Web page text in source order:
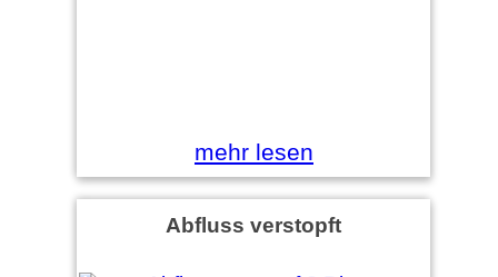
mehr lesen
Abfluss verstopft